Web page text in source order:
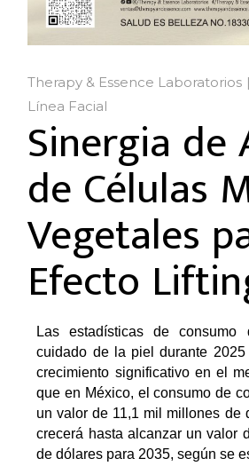
Therapy & Essence Laboratorios
Línea Facial
Sinergia de
de Células
Vegetales
Efecto
Las estadísticas de consumo
cuidado de la piel durante
crecimiento significativo en el
que en México, el consumo de
un valor de 11,1 mil millones de
crecerá hasta alcanzar un valor
de dólares para 2035, según se